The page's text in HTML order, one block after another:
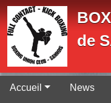
de
Accueil News
Panneau de gestion des